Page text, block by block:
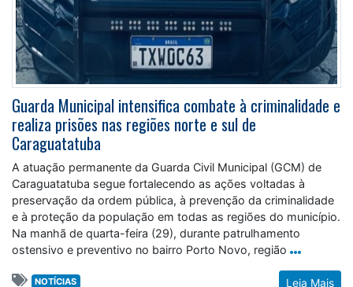
Guarda Municipal intensifica combate à criminalidade e
realiza prisões nas regiões norte e sul de
Caraguatatuba
A atuação permanente da Guarda Civil Municipal (GCM) de
Caraguatatuba segue fortalecendo as ações voltadas à
preservação da ordem pública, à prevenção da criminalidade
e à proteção da população em todas as regiões do município.
Na manhã de quarta-feira (29), durante patrulhamento
ostensivo e preventivo no bairro Porto Novo, região
Leia Mais
NOTÍCIAS